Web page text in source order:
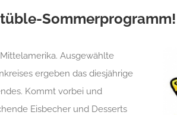
Sommerprogramm!
Ausgewählte
ergeben das diesjährige
Kommt vorbei und
Eisbecher und Desserts